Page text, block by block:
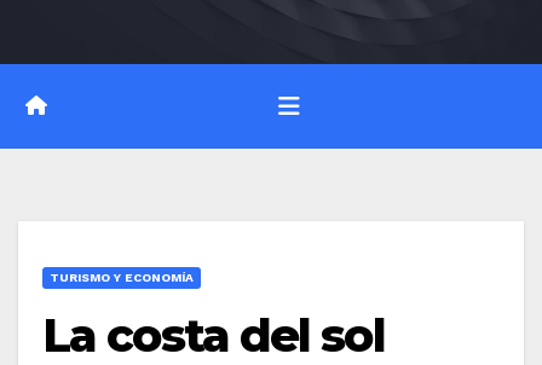
TURISMO Y ECONOMÍA
La costa del sol